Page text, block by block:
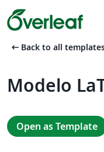
arrow_left_alt Back to all
Modelo
Open as Template